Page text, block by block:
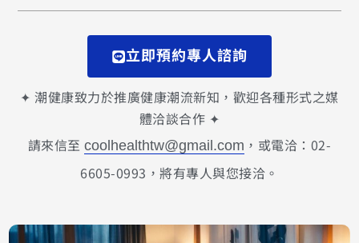
立即預約專人諮詢
✦ 潮健康致力於推廣健康潮流新知，歡迎各種形式之媒
體洽談合作 ✦
請來信至coolhealthtw@gmail.com ，或電洽：02-
6605-0993，將有專人與您接洽。